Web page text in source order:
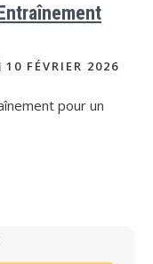
10 FÉVRIER 2026
pour un